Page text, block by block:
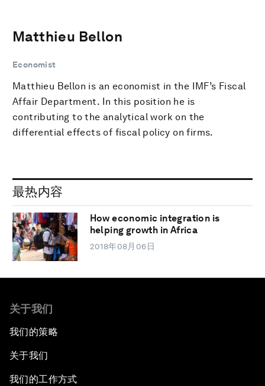
Matthieu Bellon
Economist
Matthieu Bellon is an economist in the IMF’s Fiscal
Affair Department. In this position he is
contributing to the analytical work on the
differential effects of fiscal policy on firms.
最热内容
How economic integration is
helping growth in Africa
2018年08月06日
关于我们
我们的策略
关于我们
我们的工作方式